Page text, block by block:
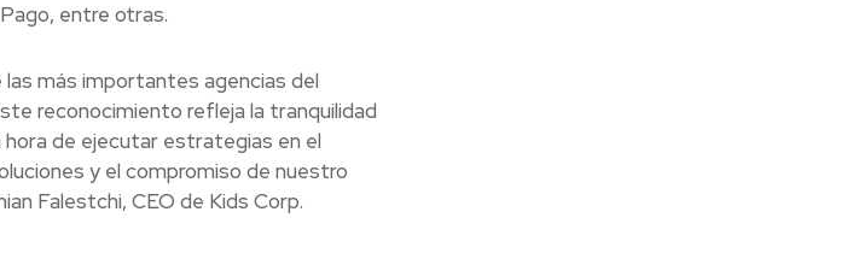
entre otras.
más importantes agencias del
reconocimiento refleja la tranquilidad
de ejecutar estrategias en el
y el compromiso de nuestro
Falestchi, CEO de Kids Corp.